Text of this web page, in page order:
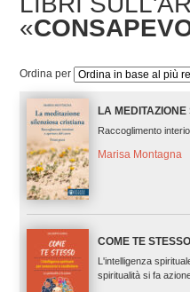
«
Ordina per
LA
Raccoglimento
Marisa Montagna
COME TE STESSO
L'intelligenza
spiritualità si fa